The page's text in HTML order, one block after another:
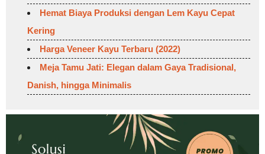
Hemat Biaya Produksi dengan Lem Kayu Cepat
Kering
Harga Veneer Kayu Terbaru (2022)
Meja Tamu Jati: Elegan dalam Gaya Tradisional,
Danish, hingga Minimalis